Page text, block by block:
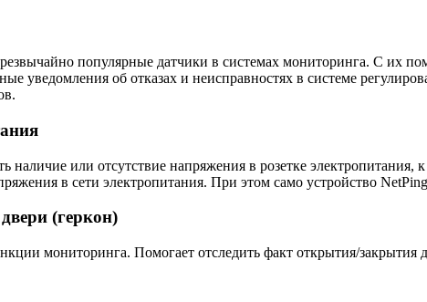
популярные датчики в системах мониторинга. С их
уведомления об отказах и неисправностях в системе
наличие или отсутствие напряжения в розетке
в сети электропитания. При этом само устройство
(геркон)
мониторинга. Помогает отследить факт открытия/